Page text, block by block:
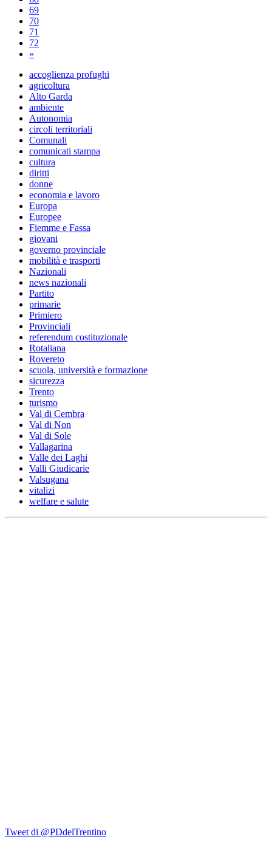
69
70
71
72
»
accoglienza profughi
agricoltura
Alto Garda
ambiente
Autonomia
circoli territoriali
Comunali
comunicati stampa
cultura
diritti
donne
economia e lavoro
Europa
Europee
Fiemme e Fassa
giovani
governo provinciale
mobilità e trasporti
Nazionali
news nazionali
Partito
primarie
Primiero
Provinciali
referendum costituzionale
Rotaliana
Rovereto
scuola, università e formazione
sicurezza
Trento
turismo
Val di Cembra
Val di Non
Val di Sole
Vallagarina
Valle dei Laghi
Valli Giudicarie
Valsugana
vitalizi
welfare e salute
Tweet di @PDdelTrentino